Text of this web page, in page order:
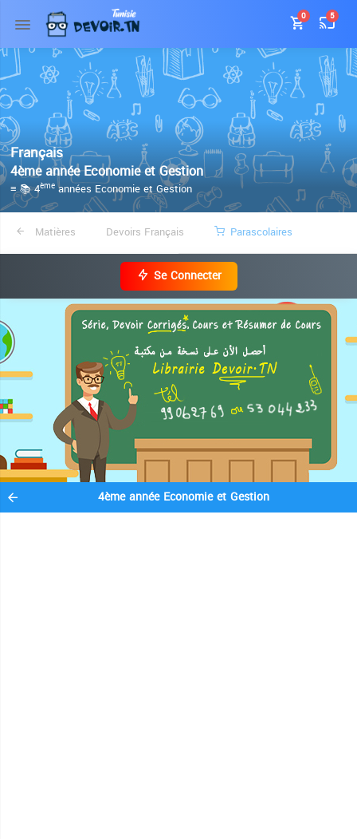
0 5
Français
4ème année Economie et Gestion
≡ 📚 4èmeannées Economie et Gestion
Matières Devoirs Français Parascolaires
Se Connecter
4ème année Economie et Gestion